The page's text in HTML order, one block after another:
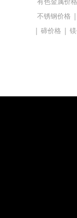
不锈钢价格 |
| 碲价格 |